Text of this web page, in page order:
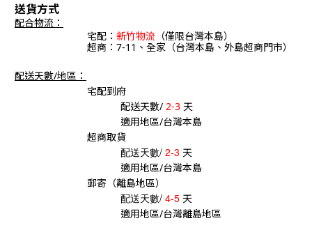
送貨方式
配合物流：
宅配： 新竹物流 （僅限台灣本島）
超商：7-11、全家（台灣本島、外島超商門市）
配送天數/地區：
宅配到府
配送天數/ 2-3 天
適用地區/台灣本島
超商取貨
配送天數/ 2-3 天
適用地區/台灣本島
郵寄（離島地區）
配送天數/ 4-5 天
適用地區/台灣離島地區